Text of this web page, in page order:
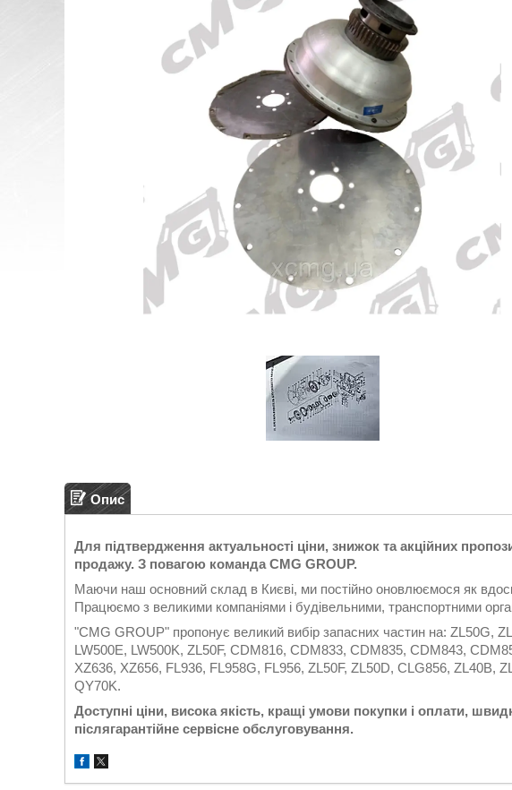
Опис
Для підтвердження актуальності ціни, знижок та акційних
продажу. З повагою команда CMG GROUP.
Маючи наш основний склад в Києві, ми постійно оновлюємося як
Працюємо з великими компаніями і будівельними, транспортними
"CMG GROUP" пропонує великий вибір запасних частин на: ZL50G,
LW500E, LW500K, ZL50F, CDM816, CDM833, CDM835, CDM843,
XZ636, XZ656, FL936, FL958G, FL956, ZL50F, ZL50D, CLG856, ZL40B,
QY70K.
Доступні ціни, висока якість, кращі умови покупки і оплати,
післягарантійне сервісне обслуговування.